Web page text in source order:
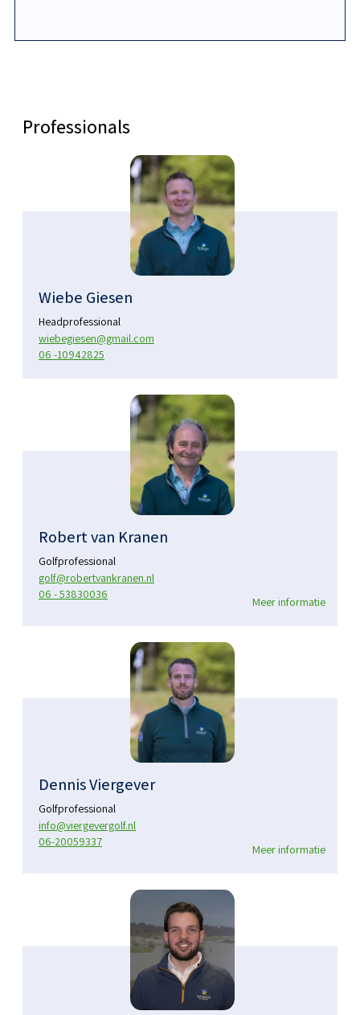
Professionals
Wiebe Giesen
Headprofessional
wiebegiesen@gmail.com
06 -10942825
Robert van Kranen
Golfprofessional
golf@robertvankranen.nl
06 - 53830036
Meer informatie
Dennis Viergever
Golfprofessional
info@viergevergolf.nl
06-20059337
Meer informatie